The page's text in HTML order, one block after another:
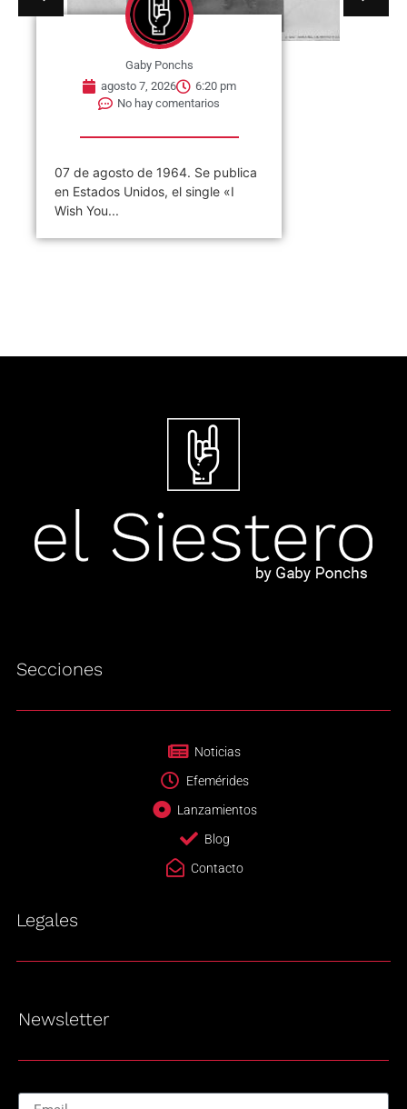
Gaby Ponchs
agosto 7, 2026
6:20 pm
No hay comentarios
07 de agosto de 1964. Se publica
en Estados Unidos, el single «I
Wish You...
Secciones
Noticias
Efemérides
Lanzamientos
Blog
Contacto
Legales
Newsletter